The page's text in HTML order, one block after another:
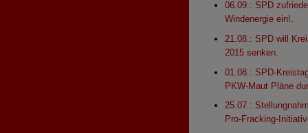
06.09.: SPD
Windenergie ein!
21.08.: SPD will
2015 senken
01.08.: SPD-
PKW-Maut Pläne
25.07.:
Pro-Fracking-